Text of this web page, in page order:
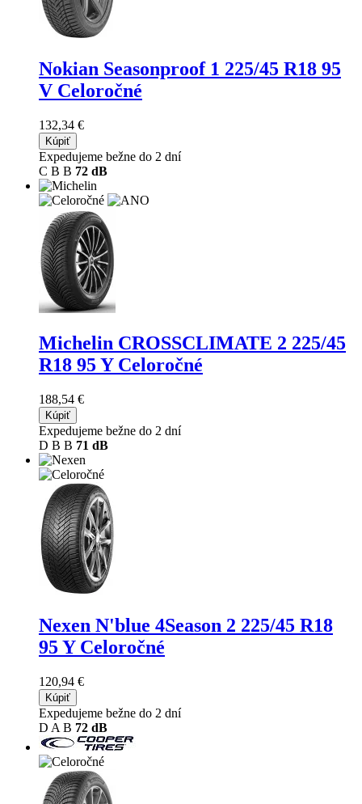
Nokian Seasonproof 1 225/45 R18 95
V Celoročné
132,34 €
Kúpiť
Expedujeme bežne do 2 dní
C B B 72 dB
Michelin CROSSCLIMATE 2 225/45
R18 95 Y Celoročné
188,54 €
Kúpiť
Expedujeme bežne do 2 dní
D B B 71 dB
Nexen N'blue 4Season 2 225/45 R18
95 Y Celoročné
120,94 €
Kúpiť
Expedujeme bežne do 2 dní
D A B 72 dB